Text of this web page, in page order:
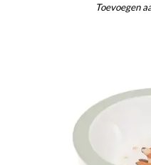
Toevoegen